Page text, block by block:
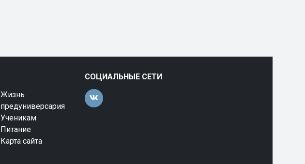
Жизнь
предуниверсария
Ученикам
Питание
Карта сайта
СОЦИАЛЬНЫЕ СЕТИ